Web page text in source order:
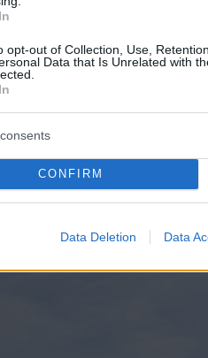
opt-out of Collection, Use,
Data that Is Unrelated with
CONFIRM
Data Deletion Data
nel 2° distretto di
il proprietario. 8
HUF (8 milioni